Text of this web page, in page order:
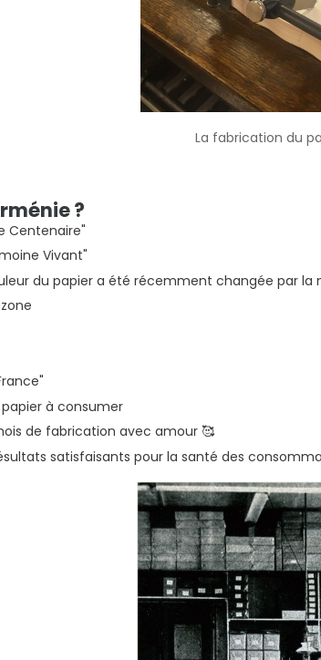
La fabrication du
?
Centenaire"
Vivant"
du papier a été récemment changée par la
à consumer
de fabrication avec amour 🥰
satisfaisants pour la santé des